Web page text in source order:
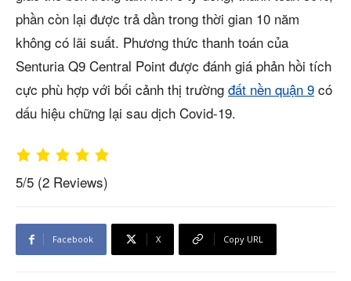
phần còn lại được trả dần trong thời gian 10 năm
không có lãi suất. Phương thức thanh toán của
Senturia Q9 Central Point được đánh giá phản hồi tích
cực phù hợp với bối cảnh thị trường đất nền quận 9 có
dấu hiệu chững lại sau dịch Covid-19.
5/5 (2 Reviews)
Facebook X Copy URL